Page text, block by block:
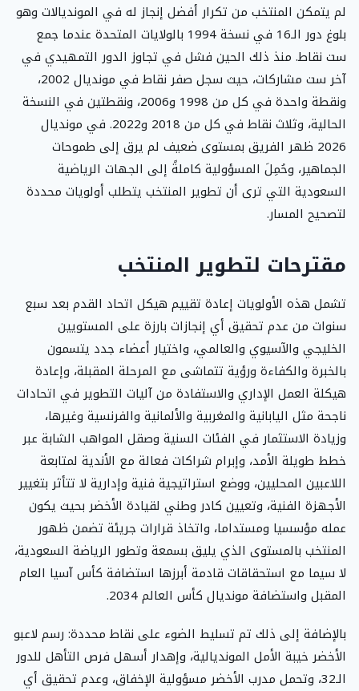
لم يتمكن المنتخب من تكرار أفضل إنجاز له في المونديالات وهو
بلوغ دور الـ16 في نسخة 1994 بالولايات المتحدة عندما جمع
ست نقاط. منذ ذلك الحين فشل في تجاوز الدور التمهيدي في
آخر ست مشاركات، حيث سجل صفر نقاط في مونديال 2002،
ونقطة واحدة في كل من 1998 و2006، ونقطتين في النسخة
الحالية، وثلاث نقاط في كل من 2018 و2022. في مونديال
2026 ظهر الفريق بمستوى ضعيف لم يرق إلى طموحات
الجماهير، وحُمِلَ المسؤولية كاملةً إلى الجهات الرياضية
السعودية التي ترى أن تطوير المنتخب يتطلب أولويات محددة
لتصحيح المسار.
مقترحات لتطوير المنتخب
تشمل هذه الأولويات إعادة تقييم هيكل اتحاد القدم بعد سبع
سنوات من عدم تحقيق أي إنجازات بارزة على المستويين
الخليجي والآسيوي والعالمي، واختيار أعضاء جدد يتسمون
بالخبرة والكفاءة ورؤية تتماشى مع المرحلة المقبلة، وإعادة
هيكلة العمل الإداري والاستفادة من آليات التطوير في اتحادات
ناجحة مثل اليابانية والمغربية والألمانية والفرنسية وغيرها،
وزيادة الاستثمار في الفئات السنية وصقل المواهب الشابة عبر
خطط طويلة الأمد، وإبرام شراكات فعالة مع الأندية لمتابعة
اللاعبين المحليين، ووضع استراتيجية فنية وإدارية لا تتأثر بتغيير
الأجهزة الفنية، وتعيين كادر وطني لقيادة الأخضر بحيث يكون
عمله مؤسسيا ومستداما، واتخاذ قرارات جريئة تضمن ظهور
المنتخب بالمستوى الذي يليق بسمعة وتطور الرياضة السعودية،
لا سيما مع استحقاقات قادمة أبرزها استضافة كأس آسيا العام
المقبل واستضافة مونديال كأس العالم 2034.
بالإضافة إلى ذلك تم تسليط الضوء على نقاط محددة: رسم لاعبو
الأخضر خيبة الأمل المونديالية، وإهدار أسهل فرص التأهل للدور
الـ32، وتحمل مدرب الأخضر مسؤولية الإخفاق، وعدم تحقيق أي